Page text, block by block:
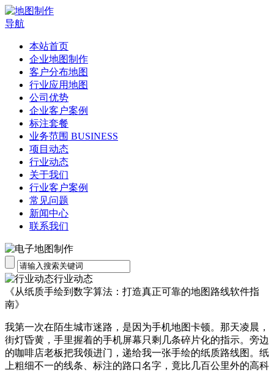
导航
本站首页
企业地图制作
客户分布地图
行业应用地图
公司优势
企业客户案例
标注套餐
业务范围 BUSINESS
项目动态
行业动态
关于我们
行业客户案例
常见问题
新闻中心
联系我们
行业动态
《从纸质手绘到数字算法：打造真正可靠的地图路线软件指
南》
我第一次在陌生城市迷路，是因为手机地图卡顿。那天凌晨，
街灯昏黄，手里握着的手机屏幕只剩几条碎片化的指示。旁边
的咖啡店老板把我领进门，递给我一张手绘的纸质路线图。纸
上粗细不一的线条、标注的路口名字，竟比几百公里外的高科